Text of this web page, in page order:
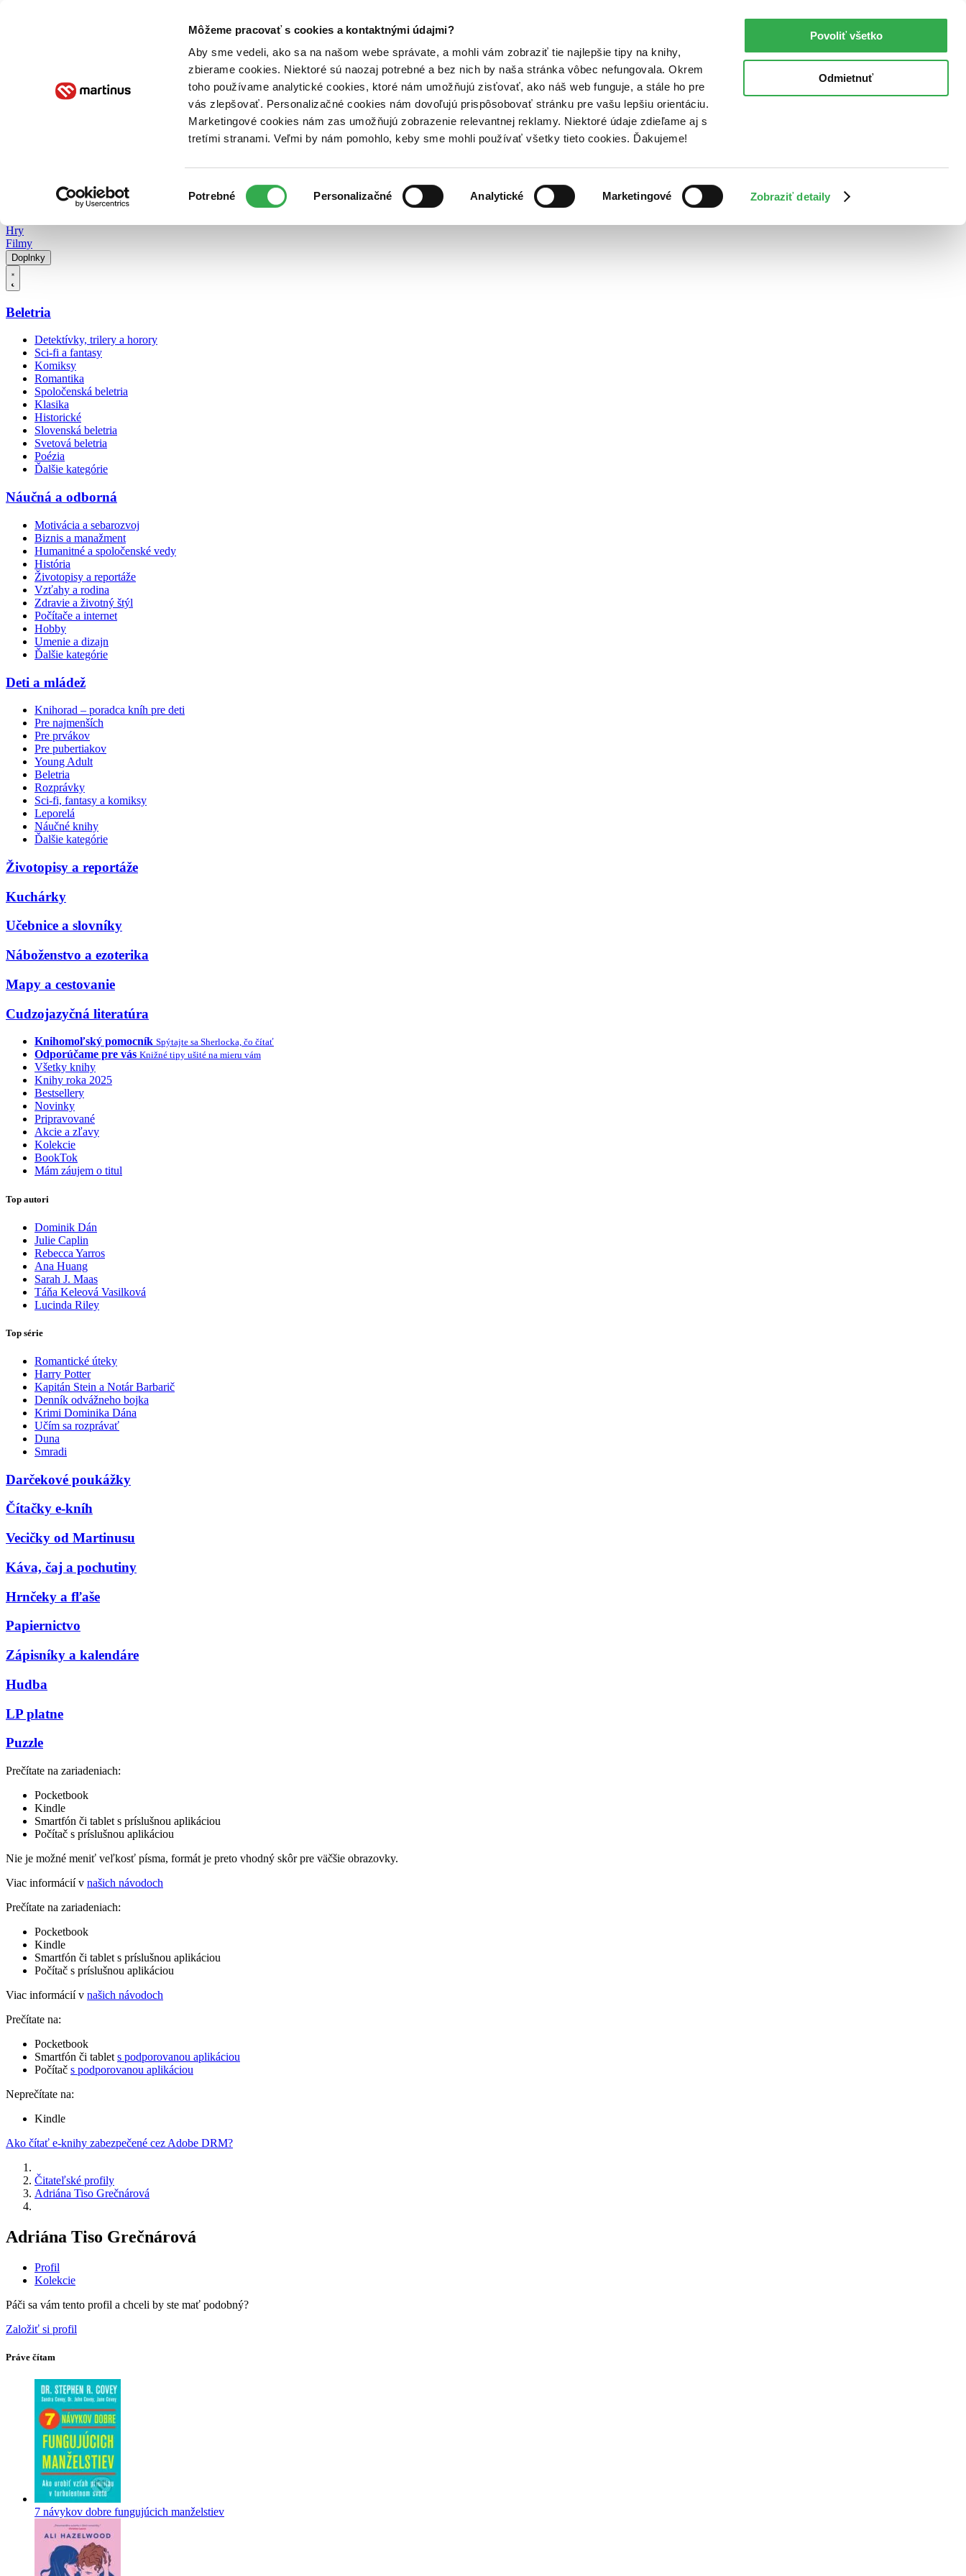
Môžeme pracovať s cookies a kontaktnými údajmi?
Aby sme vedeli, ako sa na našom webe správate, a mohli vám zobraziť tie najlepšie tipy na knihy,
zbierame cookies. Niektoré sú naozaj potrebné a bez nich by naša stránka vôbec nefungovala. Okrem
toho používame analytické cookies, ktoré nám umožňujú zisťovať, ako náš web funguje, a stále ho pre
vás zlepšovať. Personalizačné cookies nám dovoľujú prispôsobovať stránku pre vašu lepšiu orientáciu.
Marketingové cookies nám zas umožňujú zobrazenie relevantnej reklamy. Niektoré údaje zdieľame aj s
tretími stranami. Veľmi by nám pomohlo, keby sme mohli používať všetky tieto cookies. Ďakujeme!
súhlasu
Potrebné Personalizačné Analytické Marketingové Zobraziť detaily
Povoliť všetko
Odmietnuť
Poukážky Kontakt
Hry
Filmy
Doplnky
Beletria
Detektívky, trilery a horory
Sci-fi a fantasy
Komiksy
Romantika
Spoločenská beletria
Klasika
Historické
Slovenská beletria
Svetová beletria
Poézia
Ďalšie kategórie
Náučná a odborná
Motivácia a sebarozvoj
Biznis a manažment
Humanitné a spoločenské vedy
História
Životopisy a reportáže
Vzťahy a rodina
Zdravie a životný štýl
Počítače a internet
Hobby
Umenie a dizajn
Ďalšie kategórie
Deti a mládež
Knihorad – poradca kníh pre deti
Pre najmenších
Pre prvákov
Pre pubertiakov
Young Adult
Beletria
Rozprávky
Sci-fi, fantasy a komiksy
Leporelá
Náučné knihy
Ďalšie kategórie
Životopisy a reportáže
Kuchárky
Učebnice a slovníky
Náboženstvo a ezoterika
Mapy a cestovanie
Cudzojazyčná literatúra
Knihomoľský pomocník Spýtajte sa Sherlocka, čo čítať
Odporúčame pre vás Knižné tipy ušité na mieru vám
Všetky knihy
Knihy roka 2025
Bestsellery
Novinky
Pripravované
Akcie a zľavy
Kolekcie
BookTok
Mám záujem o titul
Top autori
Dominik Dán
Julie Caplin
Rebecca Yarros
Ana Huang
Sarah J. Maas
Táňa Keleová Vasilková
Lucinda Riley
Top série
Romantické úteky
Harry Potter
Kapitán Stein a Notár Barbarič
Denník odvážneho bojka
Krimi Dominika Dána
Učím sa rozprávať
Duna
Smradi
Darčekové poukážky
Čítačky e-kníh
Vecičky od Martinusu
Káva, čaj a pochutiny
Hrnčeky a fľaše
Papiernictvo
Zápisníky a kalendáre
Hudba
LP platne
Puzzle
Prečítate na zariadeniach:
Pocketbook
Kindle
Smartfón či tablet s príslušnou aplikáciou
Počítač s príslušnou aplikáciou
Nie je možné meniť veľkosť písma, formát je preto vhodný skôr pre väčšie obrazovky.
Viac informácií v našich návodoch
Prečítate na zariadeniach:
Pocketbook
Kindle
Smartfón či tablet s príslušnou aplikáciou
Počítač s príslušnou aplikáciou
Viac informácií v našich návodoch
Prečítate na:
Pocketbook
Smartfón či tablet s podporovanou aplikáciou
Počítač s podporovanou aplikáciou
Neprečítate na:
Kindle
Ako čítať e-knihy zabezpečené cez Adobe DRM?
Čitateľské profily
Adriána Tiso Grečnárová
Adriána Tiso Grečnárová
Profil
Kolekcie
Páči sa vám tento profil a chceli by ste mať podobný?
Založiť si profil
Práve čítam
7 návykov dobre fungujúcich manželstiev